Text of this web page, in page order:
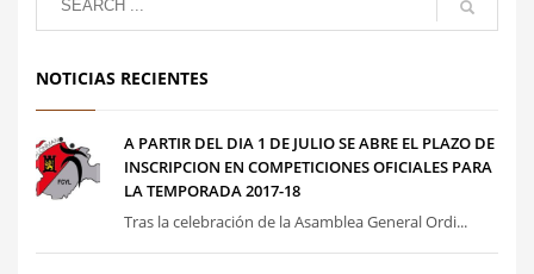
NOTICIAS RECIENTES
A PARTIR DEL DIA 1 DE JULIO SE ABRE EL PLAZO DE
INSCRIPCION EN COMPETICIONES OFICIALES PARA
LA TEMPORADA 2017-18
Tras la celebración de la Asamblea General Ordi...